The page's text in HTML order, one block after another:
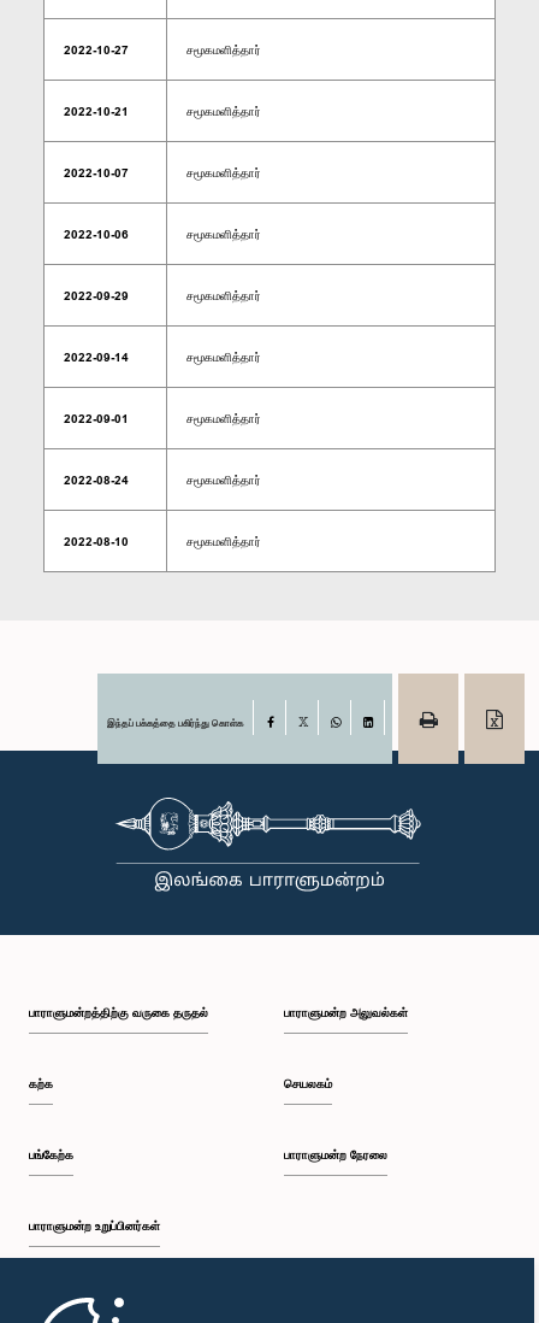
2022-10-27 சமூகமளித்தார்
2022-10-21 சமூகமளித்தார்
2022-10-07 சமூகமளித்தார்
2022-10-06 சமூகமளித்தார்
2022-09-29 சமூகமளித்தார்
2022-09-14 சமூகமளித்தார்
2022-09-01 சமூகமளித்தார்
2022-08-24 சமூகமளித்தார்
2022-08-10 சமூகமளித்தார்
இந்தப் பக்கத்தை பகிர்ந்து கொள்க Facebook
பாராளுமன்றத்திற்கு வருகை தருதல்
கற்க
பங்கேற்க
பாராளுமன்ற உறுப்பினர்கள்
முதற்பக்கம்
பாராளுமன்ற அலுவல்கள்
செயலகம்
பாராளுமன்ற நேரலை